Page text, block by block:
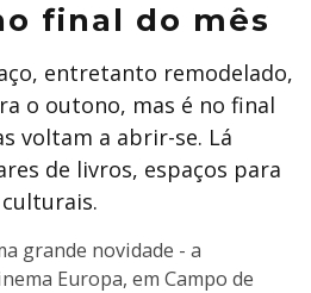
final do mês
entretanto remodelado,
o outono, mas é no final
voltam a abrir-se. Lá
de livros, espaços para
grande novidade - a
Europa, em Campo de